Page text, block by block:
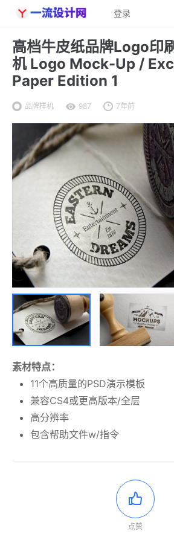
登录
高档牛皮纸品牌Logo印
机 Logo Mock-Up /
Paper Edition 1
品牌样机 987 7年前
素材特点：
11个高质量的PSD演示模板
兼容CS4或更高版本/全层
高分辨率
包含帮助文件w/指令
点赞